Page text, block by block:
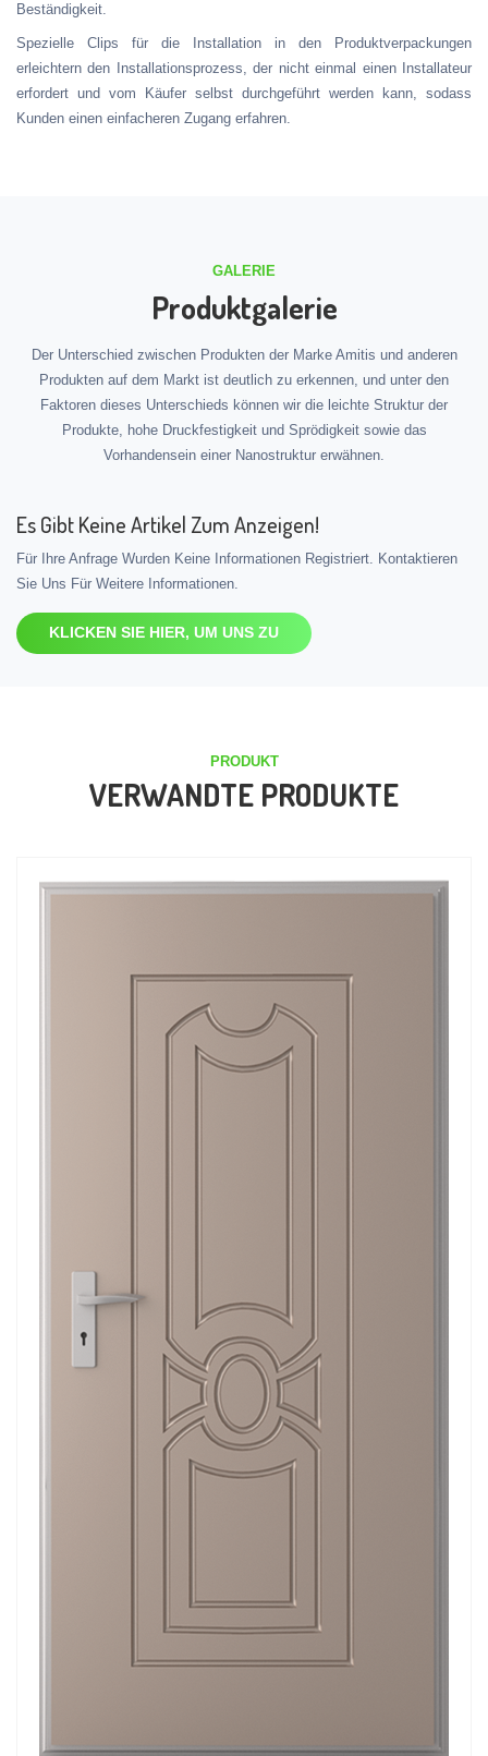
Beständigkeit.
Spezielle Clips für die Installation in den Produktverpackungen
erleichtern den Installationsprozess, der nicht einmal einen Installateur
erfordert und vom Käufer selbst durchgeführt werden kann, sodass
Kunden einen einfacheren Zugang erfahren.
GALERIE
Produktgalerie
Der Unterschied zwischen Produkten der Marke Amitis und anderen
Produkten auf dem Markt ist deutlich zu erkennen, und unter den
Faktoren dieses Unterschieds können wir die leichte Struktur der
Produkte, hohe Druckfestigkeit und Sprödigkeit sowie das
Vorhandensein einer Nanostruktur erwähnen.
Es Gibt Keine Artikel Zum Anzeigen!
Für Ihre Anfrage Wurden Keine Informationen Registriert. Kontaktieren
Sie Uns Für Weitere Informationen.
KLICKEN SIE HIER, UM UNS ZU
PRODUKT
VERWANDTE PRODUKTE